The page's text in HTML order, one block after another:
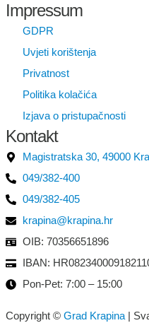
Impressum
GDPR
Uvjeti korištenja
Privatnost
Politika kolačića
Izjava o pristupačnosti
Kontakt
Magistratska 30, 49000
049/382-400
049/382-405
krapina@krapina.hr
OIB: 70356651896
IBAN:
Pon-Pet: 7:00 – 15:00
Copyright © Grad Krapina|